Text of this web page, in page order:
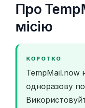
Про
місію
КОРОТКО
TempMail.now
одноразову